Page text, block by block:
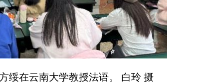
绥在云南大学教授法语。 白玲 摄